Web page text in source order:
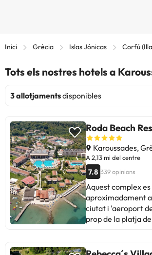
Inici Grècia Islas Jónicas Corfú
Tots els nostres hotels a
3 allotjamentsdisponibles
Roda Beach
Karoussades,
A 2,13 mi del centre
7.8 339 opinions
Aquest complex
aproximadament
ciutat i 'aeroport
prop de la platja
alts d´hospitalitat.